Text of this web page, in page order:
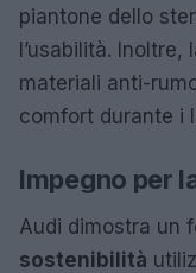
piantone dello
l’usabilità.
materiali anti-
comfort durante i
Impegno per
Audi dimostra un
sostenibilità